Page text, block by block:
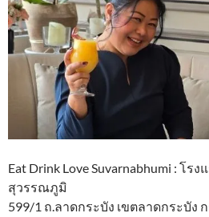
Eat Drink Love Suvarnabhumi : โร
สุวรรณภูมิ
599/1 ถ.ลาดกระบัง เขตลาดกระบัง